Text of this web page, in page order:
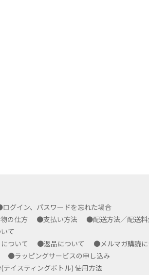
グイン、パスワードを忘れた場合
の仕方 ●支払い方法
●配送方法／配送
いて
ついて ●返品について
●メルマガ購読
●ラッピングサービスの申し込み
イスティングボトル) 使用方法